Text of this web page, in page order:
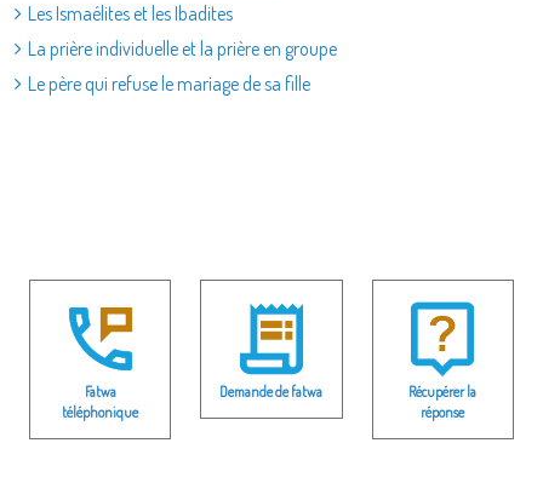
Les Ismaélites et les Ibadites
La prière individuelle et la prière en groupe
Le père qui refuse le mariage de sa fille
Fatwa
téléphonique
Demande de fatwa
Récupérer la
réponse